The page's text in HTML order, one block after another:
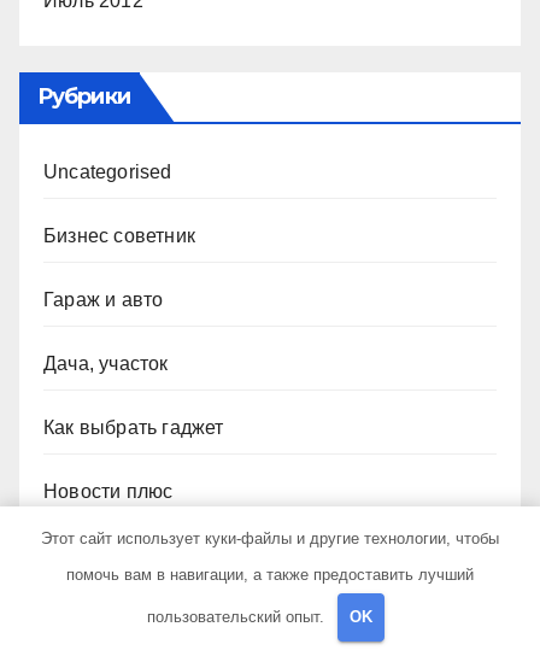
Рубрики
Uncategorised
Бизнес советник
Гараж и авто
Дача, участок
Как выбрать гаджет
Новости плюс
Строим дом сами
Этот сайт использует куки-файлы и другие технологии, чтобы
помочь вам в навигации, а также предоставить лучший
пользовательский опыт. OK